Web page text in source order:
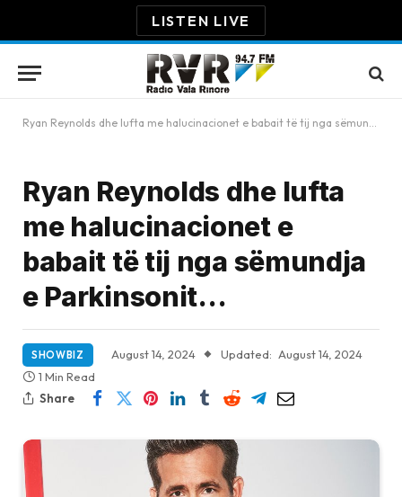
LISTEN LIVE
Ryan Reynolds dhe lufta me halucinacionet e babait të tij nga sëmundja e Parkinsonit…
Ryan Reynolds dhe lufta
me halucinacionet e
babait të tij nga sëmundja
e Parkinsonit…
SHOWBIZ August 14, 2024 Updated: August 14, 2024
1 Min Read
Share